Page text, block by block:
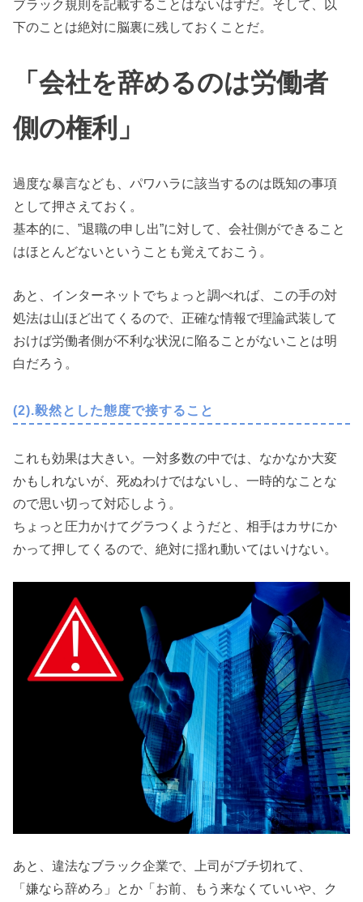
ブラック規則を記載することはないはずだ。そして、以
下のことは絶対に脳裏に残しておくことだ。
「会社を辞めるのは労働者
側の権利」
過度な暴言なども、パワハラに該当するのは既知の事項
として押さえておく。
基本的に、”退職の申し出”に対して、会社側ができること
はほとんどないということも覚えておこう。
あと、インターネットでちょっと調べれば、この手の対
処法は山ほど出てくるので、正確な情報で理論武装して
おけば労働者側が不利な状況に陥ることがないことは明
白だろう。
(2).毅然とした態度で接すること
これも効果は大きい。一対多数の中では、なかなか大変
かもしれないが、死ぬわけではないし、一時的なことな
ので思い切って対応しよう。
ちょっと圧力かけてグラつくようだと、相手はカサにか
かって押してくるので、絶対に揺れ動いてはいけない。
あと、違法なブラック企業で、上司がブチ切れて、
「嫌なら辞めろ」とか「お前、もう来なくていいや、ク